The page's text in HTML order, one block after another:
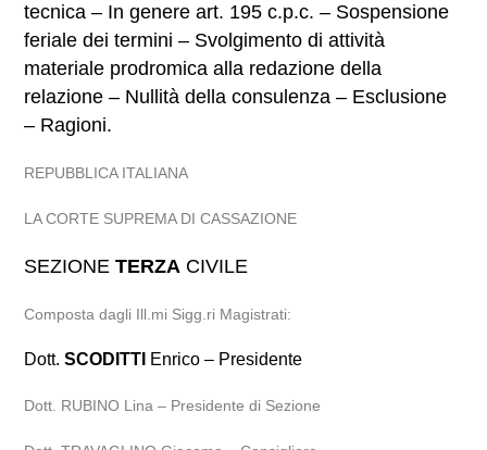
tecnica – In genere art. 195 c.p.c. – Sospensione
feriale dei termini – Svolgimento di attività
materiale prodromica alla redazione della
relazione – Nullità della consulenza – Esclusione
– Ragioni.
REPUBBLICA ITALIANA
LA CORTE SUPREMA DI CASSAZIONE
SEZIONETERZA CIVILE
Composta dagli Ill.mi Sigg.ri Magistrati:
Dott.SCODITTI Enrico – Presidente
Dott. RUBINO Lina – Presidente di Sezione